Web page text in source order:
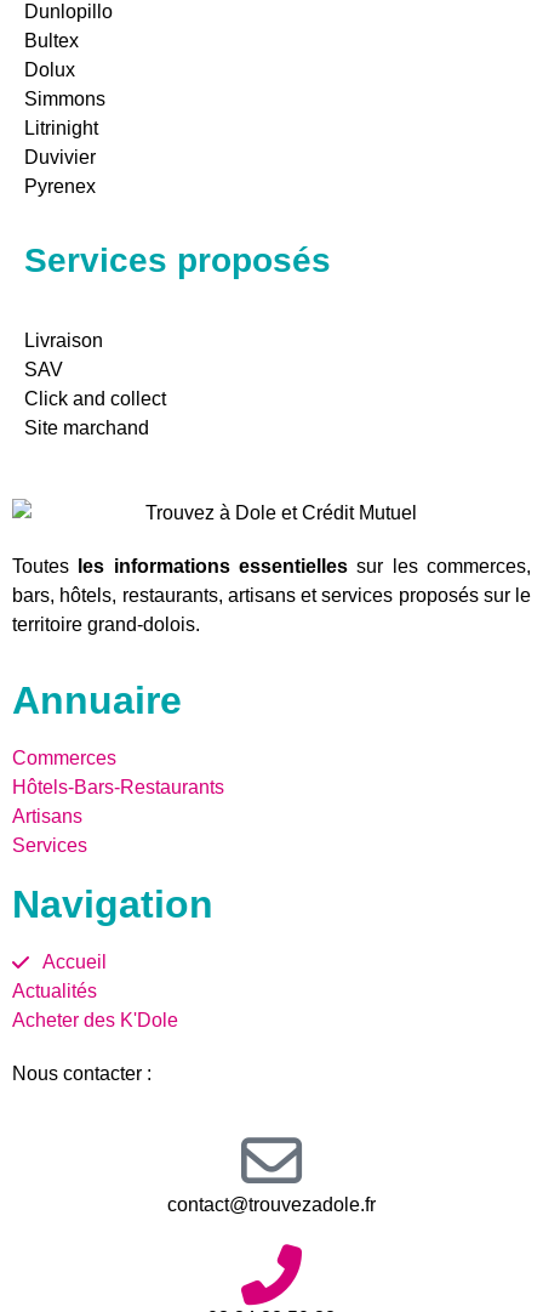
Dunlopillo
Bultex
Dolux
Simmons
Litrinight
Duvivier
Pyrenex
Services proposés
Livraison
SAV
Click and collect
Site marchand
Toutes les informations essentielles sur les commerces,
bars, hôtels, restaurants, artisans et services proposés sur le
territoire grand-dolois.
Annuaire
Commerces
Hôtels-Bars-Restaurants
Artisans
Services
Navigation
Accueil
Actualités
Acheter des K'Dole
Nous contacter :
contact@trouvezadole.fr